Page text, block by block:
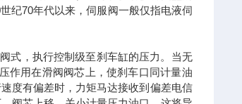
纪70年代以来，伺服阀一般仅指电液伺
式，执行控制级至刹车缸的压力。当无
作用在滑阀阀芯上，使刹车口同计量油
度有偏差时，力矩马达接收到偏差电信